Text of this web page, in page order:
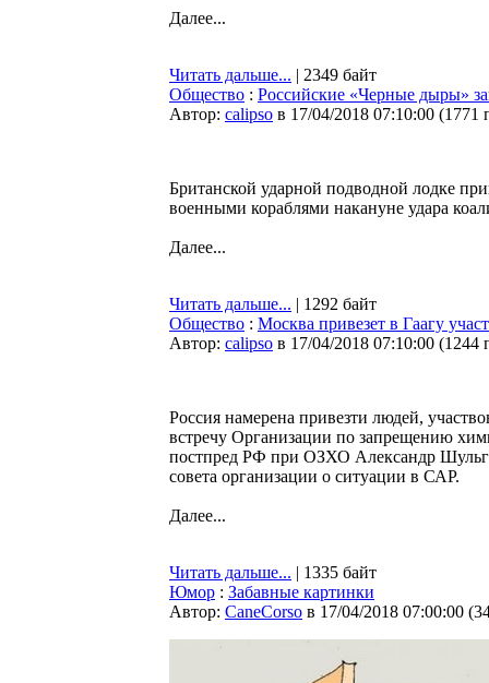
Далее...
Читать дальше... | 2349 байт
Общество : Российские «Черные дыры»
Автор: calipso в 17/04/2018 07:10:00 (1771
Британской ударной подводной лодке
военными кораблями накануне удара
Далее...
Читать дальше... | 1292 байт
Общество : Москва привезет в Гаагу
Автор: calipso в 17/04/2018 07:10:00 (1244
Россия намерена привезти людей,
встречу Организации по запрещению
постпред РФ при ОЗХО Александр
совета организации о ситуации в САР.
Далее...
Читать дальше... | 1335 байт
Юмор : Забавные картинки
Автор: CaneCorso в 17/04/2018 07:00:00 (